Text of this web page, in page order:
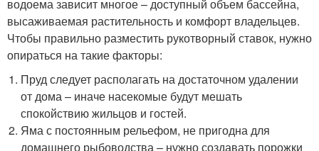
водоема зависит многое – доступный объем бассейна,
высаживаемая растительность и комфорт владельцев.
Чтобы правильно разместить рукотворный ставок, нужно
опираться на такие факторы:
Пруд следует располагать на достаточном удалении
от дома – иначе насекомые будут мешать
спокойствию жильцов и гостей.
Яма с постоянным рельефом, не пригодна для
домашнего рыбоводства – нужно создавать порожки